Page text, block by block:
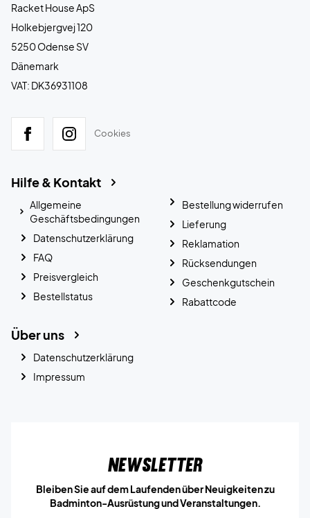
Racket House ApS
Holkebjergvej 120
5250 Odense SV
Dänemark
VAT: DK36931108
Cookies
Hilfe & Kontakt
Allgemeine
Geschäftsbedingungen
Datenschutzerklärung
FAQ
Preisvergleich
Bestellstatus
Bestellung widerrufen
Lieferung
Reklamation
Rücksendungen
Geschenkgutschein
Rabattcode
Über uns
Datenschutzerklärung
Impressum
Newsletter
Bleiben Sie auf dem Laufenden über Neuigkeiten zu
Badminton-Ausrüstung und Veranstaltungen.